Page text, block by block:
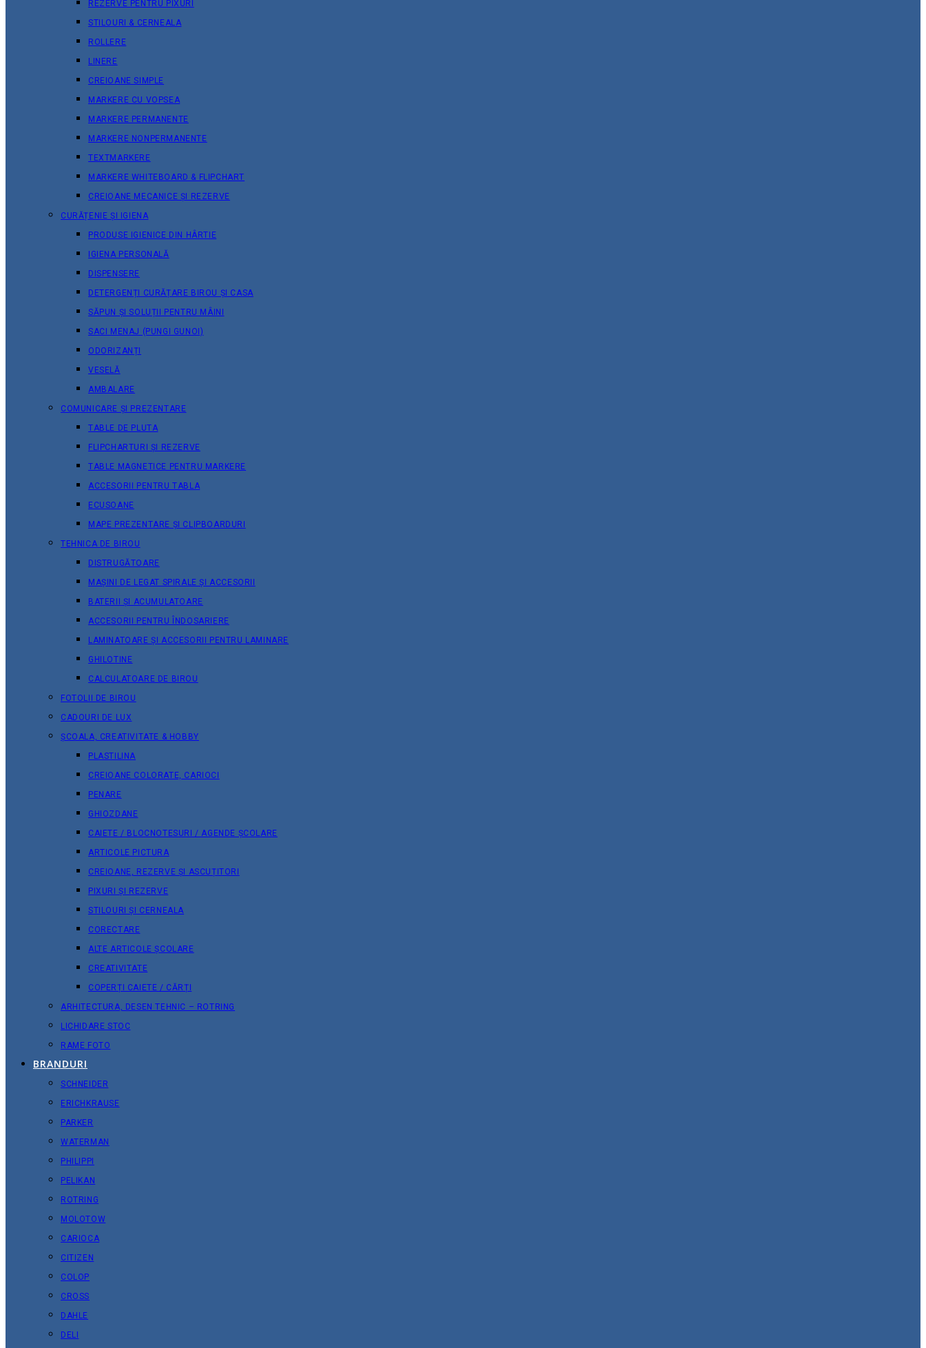
REZERVE PENTRU PIXURI
STILOURI & СERNEALA
ROLLERE
LINERE
CREIOANE SIMPLE
MARKERE CU VOPSEA
MARKERE PERMANENTE
MARKERE NONPERMANENTE
TEXTMARKERE
MARKERE WHITEBOARD & FLIPCHART
CREIOANE MECANICE ȘI REZERVE
CURĂȚENIE ȘI IGIENA
PRODUSE IGIENICE DIN HÂRTIE
IGIENA PERSONALĂ
DISPENSERE
DETERGENȚI CURĂȚARE BIROU ȘI CASA
SĂPUN ȘI SOLUȚII PENTRU MÂINI
SACI MENAJ (PUNGI GUNOI)
ODORIZANȚI
VESELĂ
AMBALARE
COMUNICARE ȘI PREZENTARE
TABLE DE PLUTA
FLIPCHARTURI ȘI REZERVE
TABLE MAGNETICE PENTRU MARKERE
ACCESORII PENTRU TABLA
ECUSOANE
MAPE PREZENTARE ȘI CLIPBOARDURI
TEHNICA DE BIROU
DISTRUGĂTOARE
MAȘINI DE LEGAT SPIRALE ȘI ACCESORII
BATERII ȘI ACUMULATOARE
ACCESORII PENTRU ÎNDOSARIERE
LAMINATOARE ȘI ACCESORII PENTRU LAMINARE
GHILOTINE
CALCULATOARE DE BIROU
FOTOLII DE BIROU
CADOURI DE LUX
ȘCOALA, CREATIVITATE & HOBBY
PLASTILINA
CREIOANE COLORATE, CARIOCI
PENARE
GHIOZDANE
CAIETE / BLOCNOTESURI / AGENDE ȘCOLARE
ARTICOLE PICTURA
CREIOANE, REZERVE ȘI ASCUȚITORI
PIXURI ȘI REZERVE
STILOURI ȘI CERNEALA
CORECTARE
ALTE ARTICOLE ȘCOLARE
CREATIVITATE
COPERȚI CAIETE / CĂRȚI
ARHITECTURA, DESEN TEHNIC – ROTRING
LICHIDARE STOC
RAME FOTO
BRANDURI
SCHNEIDER
ERICHKRAUSE
PARKER
WATERMAN
PHILIPPI
PELIKAN
ROTRING
MOLOTOW
CARIOCA
CITIZEN
COLOP
CROSS
DAHLE
DELI